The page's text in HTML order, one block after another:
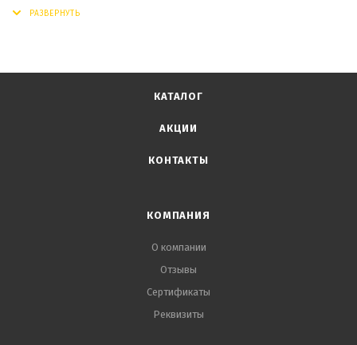
КАТАЛОГ
АКЦИИ
КОНТАКТЫ
КОМПАНИЯ
О компании
Отзывы
Сертификаты
Реквизиты